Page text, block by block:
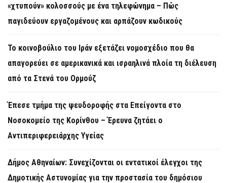
«χτυπούν» κολοσσούς με ένα τηλεφώνημα – Πώς
παγιδεύουν εργαζομένους και αρπάζουν κωδικούς
Το κοινοβούλιο του Ιράν εξετάζει νομοσχέδιο που θα
απαγορεύει σε αμερικανικά και ισραηλινά πλοία τη διέλευση
από τα Στενά του Ορμούζ
Έπεσε τμήμα της ψευδοροφής στα Επείγοντα στο
Νοσοκομείο της Κορίνθου – Έρευνα ζητάει ο
Αντιπεριφερειάρχης Υγείας
Δήμος Αθηναίων: Συνεχίζονται οι εντατικοί έλεγχοι της
Δημοτικής Αστυνομίας για την προστασία του δημόσιου